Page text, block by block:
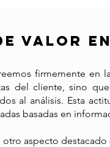
DE
firmemente en
del cliente, sino
al análisis. Esta
basadas en
aspecto